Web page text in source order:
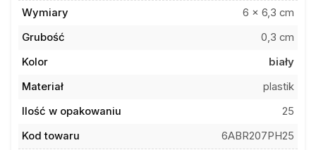
Wymiary
6 x 6,3 cm
Grubość
0,3 cm
Kolor
biały
Materiał
plastik
Ilość w opakowaniu
25
Kod towaru
6ABR207PH25